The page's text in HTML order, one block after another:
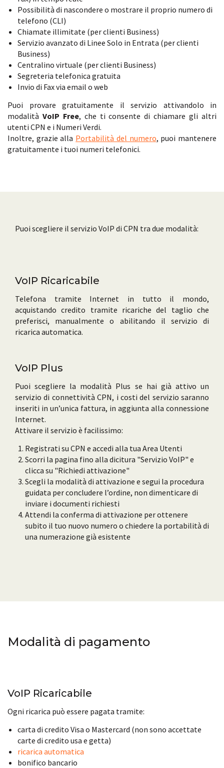
Possibilità di nascondere o mostrare il proprio numero di
telefono (CLI)
Chiamate illimitate (per clienti Business)
Servizio avanzato di Linee Solo in Entrata (per clienti
Business)
Centralino virtuale (per clienti Business)
Segreteria telefonica gratuita
Invio di Fax via email o web
Puoi provare gratuitamente il servizio attivandolo in
modalità VoIP Free, che ti consente di chiamare gli altri
utenti CPN e i Numeri Verdi.
Inoltre, grazie alla Portabilità del numero, puoi mantenere
gratuitamente i tuoi numeri telefonici.
Puoi scegliere il servizio VoIP di CPN tra due modalità:
VoIP Ricaricabile
Telefona tramite Internet in tutto il mondo,
acquistando credito tramite ricariche del taglio che
preferisci, manualmente o abilitando il servizio di
ricarica automatica.
VoIP Plus
Puoi scegliere la modalità Plus se hai già attivo un
servizio di connettività CPN, i costi del servizio saranno
inseriti in un’unica fattura, in aggiunta alla connessione
Internet.
Attivare il servizio è facilissimo:
Registrati su CPN e accedi alla tua Area Utenti
Scorri la pagina fino alla dicitura "Servizio VoIP" e
clicca su "Richiedi attivazione"
Scegli la modalità di attivazione e segui la procedura
guidata per concludere l’ordine, non dimenticare di
inviare i documenti richiesti
Attendi la conferma di attivazione per ottenere
subito il tuo nuovo numero o chiedere la portabilità di
una numerazione già esistente
Modalità di pagamento
VoIP Ricaricabile
Ogni ricarica può essere pagata tramite:
carta di credito Visa o Mastercard (non sono accettate
carte di credito usa e getta)
ricarica automatica
bonifico bancario